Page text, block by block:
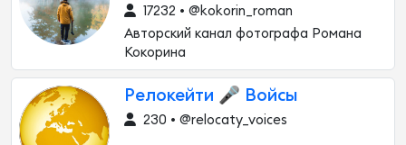
17232 • @kokorin_roman
Авторский канал фотографа Романа
Кокорина
Релокейти 🎤 Войсы
230 • @relocaty_voices